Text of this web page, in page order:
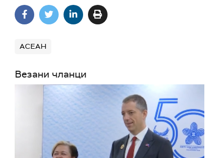
АСЕАН
Везани чланци